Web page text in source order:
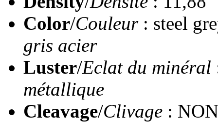
Color/Couleur: steel
gris acier
Luster/Eclat du minéral
métallique
Cleavage/Clivage : NON